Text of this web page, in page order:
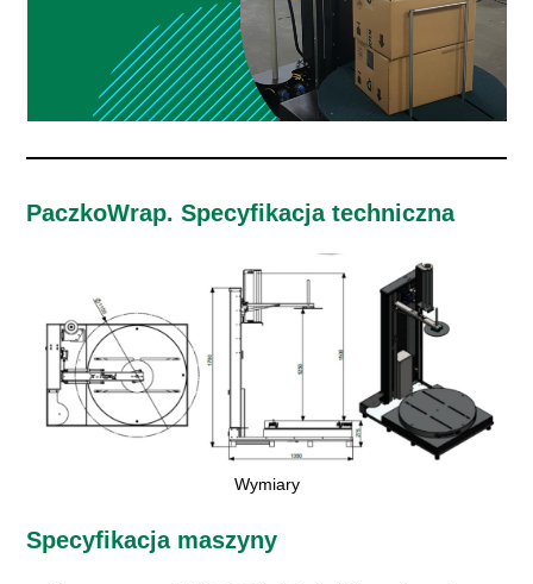
PaczkoWrap. Specyfikacja techniczna
Wymiary
Specyfikacja maszyny